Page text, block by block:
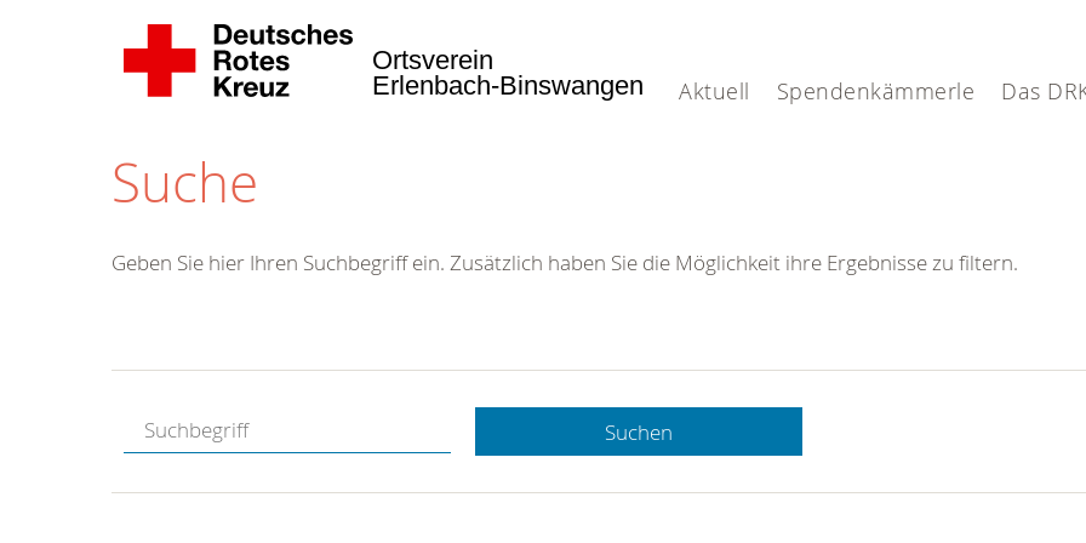
Aktuell Spendenkämmerle Das
Ortsverein
Erlenbach-Binswangen
Suche
Hotline.
gerne.
Geben Sie hier Ihren Suchbegriff ein. Zusätzlich haben Sie die Möglichkeit ihre Ergebnisse zu filtern.
Suchen